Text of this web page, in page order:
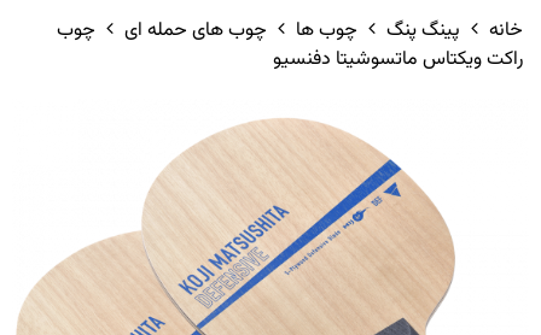
خانه پینگ پنگ چوب ها چوب های حمله ای
چوب
راکت ویکتاس ماتسوشیتا دفنسیو